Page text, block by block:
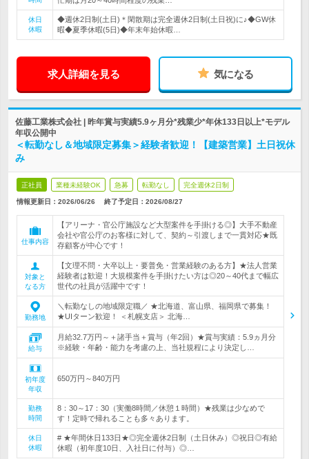
休日
休暇
◆週休2日制(土日)＊閑散期は完全週休2日制(土日祝)に♪◆GW休
暇◆夏季休暇(5日)◆年末年始休暇…
求人詳細を見る 気になる
佐藤工業株式会社 | 昨年賞与実績5.9ヶ月分*残業少*年休133日以上*モデル
年収公開中
＜転勤なし＆地域限定募集＞経験者歓迎！【建築営業】土日祝休
み
正社員 業種未経験OK 急募 転勤なし 完全週休2日制
情報更新日：2026/06/26 終了予定日： 2026/08/27
仕事内容
【アリーナ・官公庁施設など大型案件を手掛ける◎】大手不動産
会社や官公庁のお客様に対して、契約～引渡しまで一貫対応★既
存顧客が中心です！
対象と
なる方
【文理不問・大卒以上・要普免・営業経験のある方】★法人営業
経験者は歓迎！大規模案件を手掛けたい方は◎20～40代まで幅広
世代の社員が活躍中です！
勤務地
＼転勤なしの地域限定職／ ★北海道、富山県、福岡県で募集！
★UIターン歓迎！ ＜札幌支店＞ 北海…
給与
月給32.7万円～＋諸手当＋賞与（年2回）★賞与実績：5.9ヵ月分
※経験・年齢・能力を考慮の上、当社規程により決定し…
初年度
年収
650万円～840万円
勤務
時間
8：30～17：30（実働8時間／休憩１時間）★残業は少なめで
す！定時で帰れることも多々あります。
休日
休暇
# ★年間休日133日★◎完全週休2日制（土日休み）◎祝日◎有給
休暇（初年度10日、入社日に付与）◎…